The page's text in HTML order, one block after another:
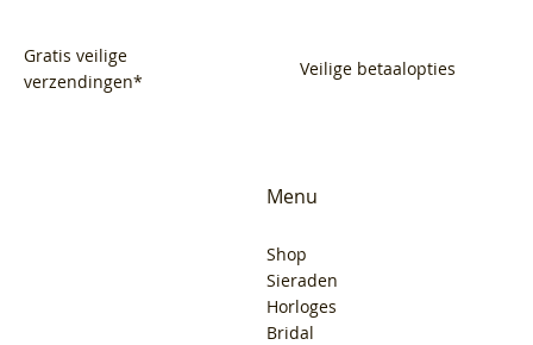
Gratis veilige
verzendingen*
Veilige betaalopties
Menu
Shop
Sieraden
Horloges
Bridal